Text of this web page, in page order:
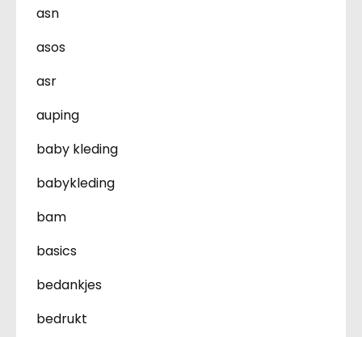
asn
asos
asr
auping
baby kleding
babykleding
bam
basics
bedankjes
bedrukt